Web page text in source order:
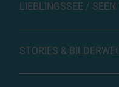
LIEBLINGSSEE / SEEN
STORIES &